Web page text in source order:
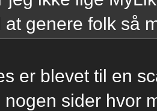
genere folk så
er blevet til en
nogen sider hvor